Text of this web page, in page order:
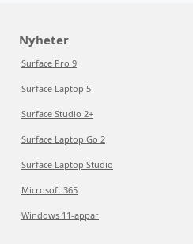
Nyheter
Surface Pro 9
Surface Laptop 5
Surface Studio 2+
Surface Laptop Go 2
Surface Laptop Studio
Microsoft 365
Windows 11-appar